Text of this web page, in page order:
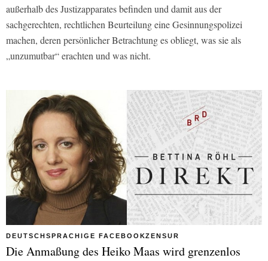
außerhalb des Justizapparates befinden und damit aus der
sachgerechten, rechtlichen Beurteilung eine Gesinnungspolizei
machen, deren persönlicher Betrachtung es obliegt, was sie als
„unzumutbar“ erachten und was nicht.
DEUTSCHSPRACHIGE FACEBOOKZENSUR
Die Anmaßung des Heiko Maas wird grenzenlos